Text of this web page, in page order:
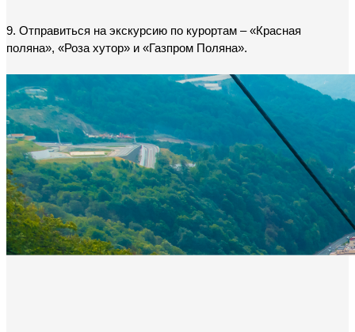
9. Отправиться на экскурсию по курортам – «Красная
поляна», «Роза хутор» и «Газпром Поляна».